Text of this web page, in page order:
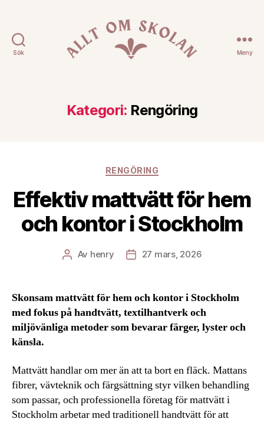
Sök Meny
Kategori: Rengöring
Kategorier
RENGÖRING
Effektiv mattvätt för hem
och kontor i Stockholm
Inläggsförfattare
Av henry Inläggsdatum
27 mars, 2026
Skonsam mattvätt för hem och kontor i Stockholm
med fokus på handtvätt, textilhantverk och
miljövänliga metoder som bevarar färger, lyster och
känsla.
Mattvätt handlar om mer än att ta bort en fläck. Mattans
fibrer, vävteknik och färgsättning styr vilken behandling
som passar, och professionella företag för mattvätt i
Stockholm arbetar med traditionell handtvätt för att